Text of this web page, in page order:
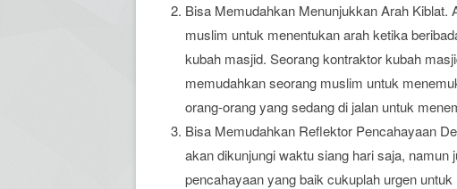
Bisa Memudahkan Menunjukkan Arah Kiblat.
muslim untuk menentukan arah ketika
kubah masjid. Seorang kontraktor kubah
memudahkan seorang muslim untuk
orang-orang yang sedang di jalan untuk
Bisa Memudahkan Reflektor Pencahayaan
akan dikunjungi waktu siang hari saja,
pencahayaan yang baik cukuplah urgen